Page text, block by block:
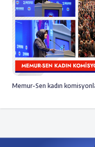
Memur-Sen kadın